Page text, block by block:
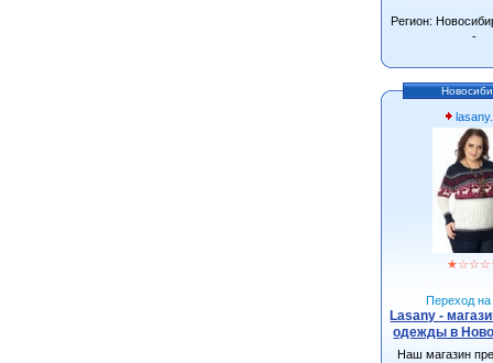
Регион:
-
★☆☆☆
Переход на
Lasany -
одежды в
Наш магазин